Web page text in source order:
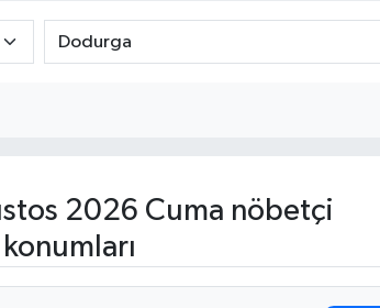
2026 Cuma nöbetçi